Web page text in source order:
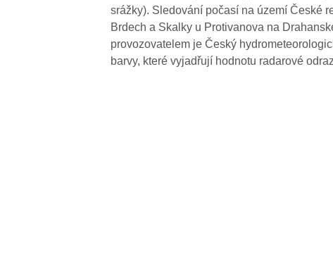
srážky). Sledování počasí na území České
Brdech a Skalky u Protivanova na
provozovatelem je Český
barvy, které vyjadřují hodnotu radarové